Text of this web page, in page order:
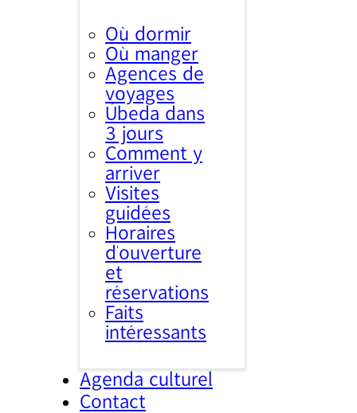
Où dormir
Où manger
Agences de
voyages
Úbeda dans
3 jours
Comment y
arriver
Visites
guidées
Horaires
d’ouverture
et
réservations
Faits
intéressants
Agenda culturel
Contact